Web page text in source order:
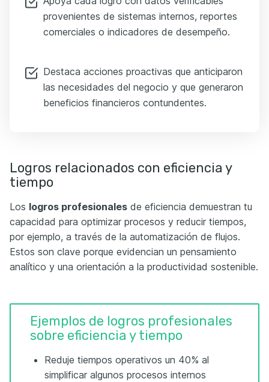
provenientes de sistemas internos, reportes
comerciales o indicadores de desempeño.
Destaca acciones proactivas que anticiparon
las necesidades del negocio y que generaron
beneficios financieros contundentes.
Logros relacionados con eficiencia y
tiempo
Los logros profesionales de eficiencia demuestran tu
capacidad para optimizar procesos y reducir tiempos,
por ejemplo, a través de la automatización de flujos.
Estos son clave porque evidencian un pensamiento
analítico y una orientación a la productividad sostenible.
Ejemplos de logros profesionales
sobre eficiencia y tiempo
Reduje tiempos operativos un 40% al
simplificar algunos procesos internos